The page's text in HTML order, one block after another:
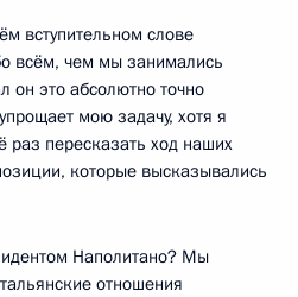
вступительном слове
всём, чем мы занимались
он это абсолютно точно
мою задачу, хотя я
раз пересказать ход наших
которые высказывались
Наполитано? Мы
отношения